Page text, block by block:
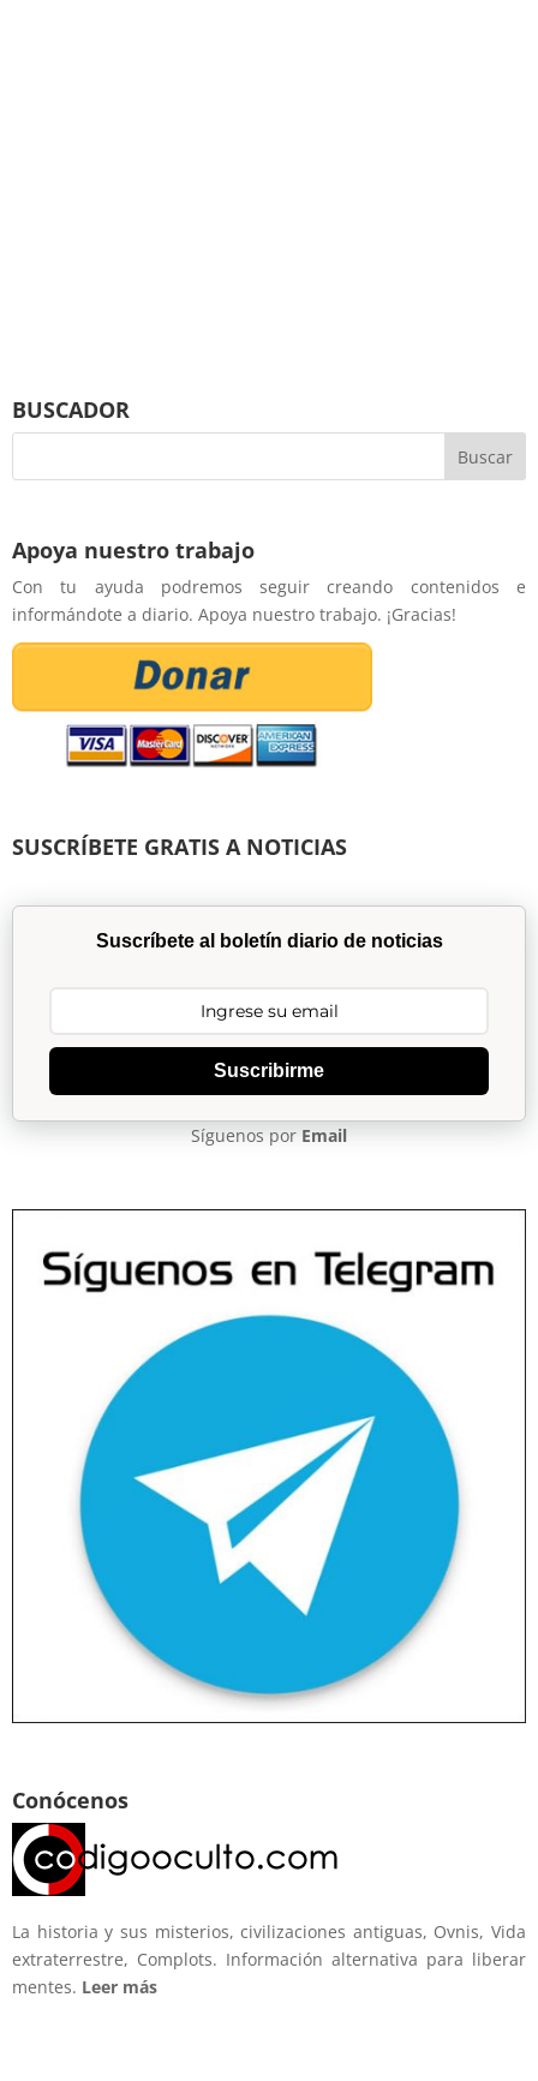
BUSCADOR
Apoya nuestro trabajo
Con tu ayuda podremos seguir creando contenidos e
informándote a diario. Apoya nuestro trabajo. ¡Gracias!
SUSCRÍBETE GRATIS A NOTICIAS
Suscríbete al boletín diario de noticias
Suscribirme
Síguenos por Email
Conócenos
La historia y sus misterios, civilizaciones antiguas, Ovnis, Vida
extraterrestre, Complots. Información alternativa para liberar
mentes. Leer más